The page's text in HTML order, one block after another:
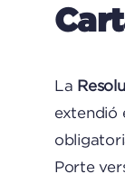
La
extendió
Porte